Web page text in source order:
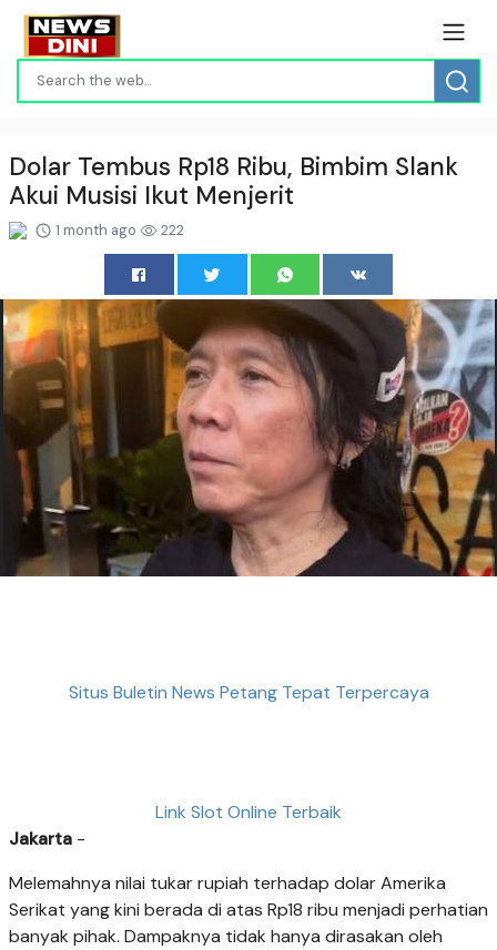
Dolar Tembus Rp18 Ribu, Bimbim Slank
Akui Musisi Ikut Menjerit
1 month ago 222
Situs Buletin News Petang Tepat Terpercaya
Link Slot Online Terbaik
Jakarta -
Melemahnya nilai tukar rupiah terhadap dolar Amerika
Serikat yang kini berada di atas Rp18 ribu menjadi perhatian
banyak pihak. Dampaknya tidak hanya dirasakan oleh